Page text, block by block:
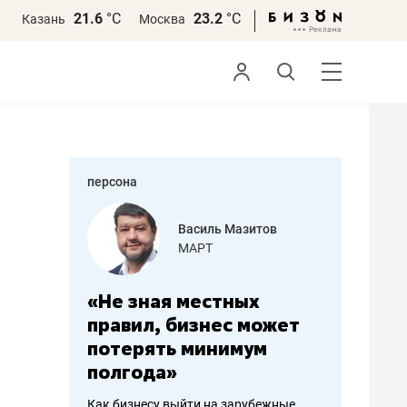
Казань 21.6 °С Москва 23.2 °С
персона
Василь Мазитов
МАРТ
«Не зная местных
правил, бизнес может
потерять минимум
полгода»